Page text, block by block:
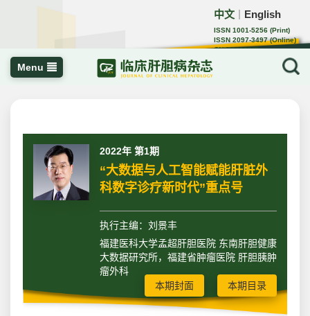
中文 English
ISSN 1001-5256 (Print)
ISSN 2097-3497 (Online)
CN 22-1108/R
Menu
2022年 第1期
“大数据与人工智能赋能肝脏外
科数字诊疗新时代”重点号
执行主编：刘景丰
福建医科大学孟超肝胆医院 东南肝胆健康
大数据研究所，福建省肿瘤医院 肝胆胰肿
瘤外科
本期封面
本期目录